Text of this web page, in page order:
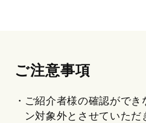
ご注意事項
ご紹介者様の確認がで
ン対象外とさせていた